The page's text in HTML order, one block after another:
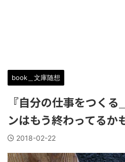
book＿文庫随想
『自分の仕事をつく
ンはもう終わってるか
2018-02-22